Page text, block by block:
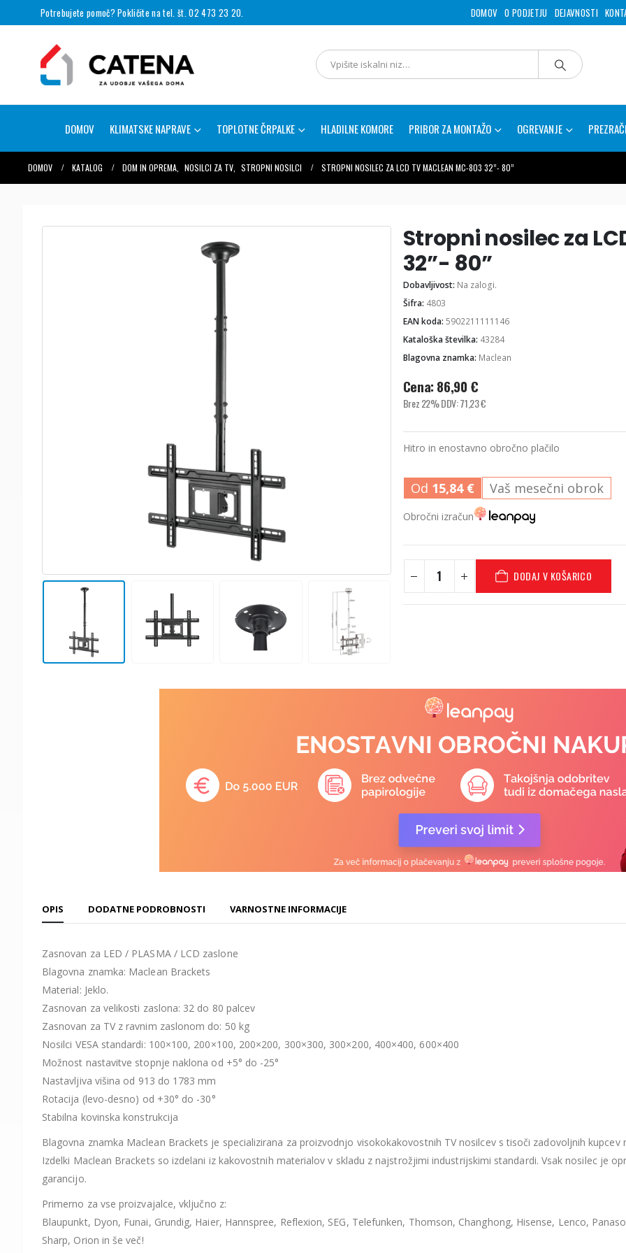
Potrebujete pomoč? Pokličite na tel. št. 02 473 23 20. DOMOV O PODJETJU DEJAVNOSTI
DOMOV KLIMATSKE NAPRAVE TOPLOTNE ČRPALKE HLADILNE KOMORE PRIBOR ZA MONTAŽO OGREVANJE
DOMOV KATALOG DOM IN OPREMA NOSILCI ZA TV STROPNI NOSILCI STROPNI NOSILEC ZA LCD TV MACLEAN MC-803 32”- 80”
Stropni nosilec za
32”- 80”
Dobavljivost: Na zalogi.
Šifra: 4803
EAN koda: 5902211111146
Kataloška številka: 43284
Blagovna znamka: Maclean
Cena: 86,90 €
Brez 22% DDV:71,23€
Hitro in enostavno obročno plačilo
Od 15,84 € Vaš mesečni obrok
Obročni izračun
DODAJ V KOŠARICO
OPIS DODATNE PODROBNOSTI VARNOSTNE INFORMACIJE
Zasnovan za LED / PLASMA / LCD zaslone
Blagovna znamka: Maclean Brackets
Material: Jeklo.
Zasnovan za velikosti zaslona: 32 do 80 palcev
Zasnovan za TV z ravnim zaslonom do: 50 kg
Nosilci VESA standardi: 100×100, 200×100, 200×200, 300×300, 300×200, 400×400, 600×400
Možnost nastavitve stopnje naklona od +5° do -25°
Nastavljiva višina od 913 do 1783 mm
Rotacija (levo-desno) od +30° do -30°
Stabilna kovinska konstrukcija
Blagovna znamka Maclean Brackets je specializirana za proizvodnjo visokokakovostnih TV nosilcev s tisoči zadovoljnih kupcev
Izdelki Maclean Brackets so izdelani iz kakovostnih materialov v skladu z najstrožjimi industrijskimi standardi. Vsak nosilec je
garancijo.
Primerno za vse proizvajalce, vključno z:
Blaupunkt, Dyon, Funai, Grundig, Haier, Hannspree, Reflexion, SEG, Telefunken, Thomson, Changhong, Hisense, Lenco,
Sharp, Orion in še več!